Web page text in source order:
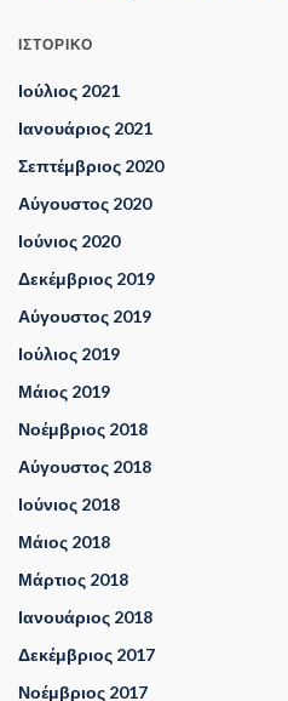
ΙΣΤΟΡΙΚΌ
Ιούλιος 2021
Ιανουάριος 2021
Σεπτέμβριος 2020
Αύγουστος 2020
Ιούνιος 2020
Δεκέμβριος 2019
Αύγουστος 2019
Ιούλιος 2019
Μάιος 2019
Νοέμβριος 2018
Αύγουστος 2018
Ιούνιος 2018
Μάιος 2018
Μάρτιος 2018
Ιανουάριος 2018
Δεκέμβριος 2017
Νοέμβριος 2017